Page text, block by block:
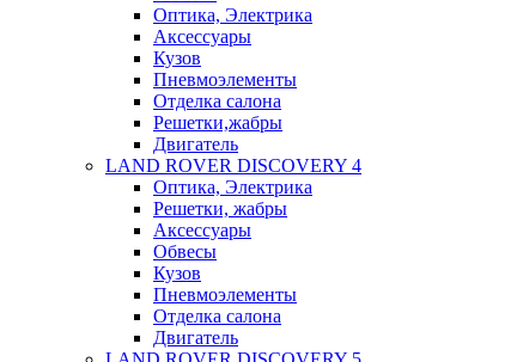
Оптика, Электрика
Аксессуары
Кузов
Пневмоэлементы
Отделка салона
Решетки,жабры
Двигатель
LAND ROVER DISCOVERY 4
Оптика, Электрика
Решетки, жабры
Аксессуары
Обвесы
Кузов
Пневмоэлементы
Отделка салона
Двигатель